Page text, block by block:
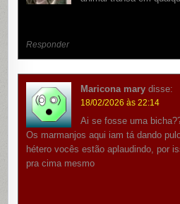
Responder
Maricona mary disse:
18/02/2026 às 22:14
Ai se fosse uma
Os marmanjos aqui iam tá dando
hétero vocês estão aplaudindo, por
pra cima mesmo